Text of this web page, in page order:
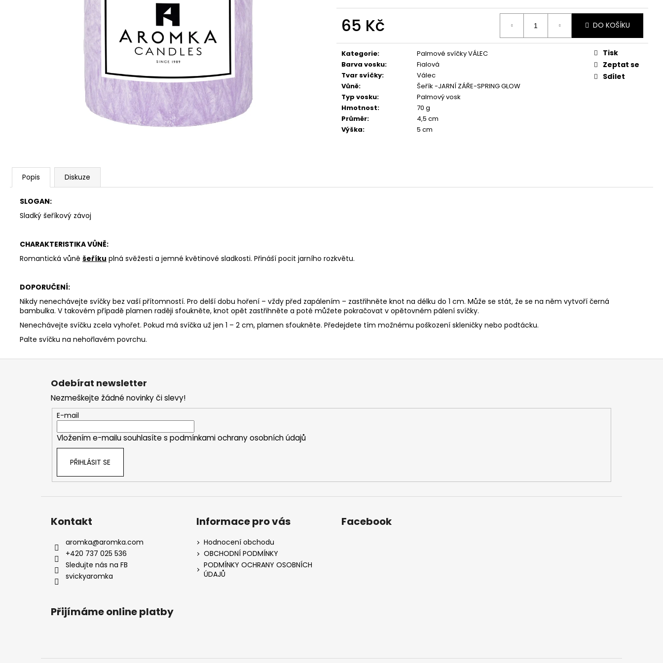
65 Kč
cena:
DO KOŠÍKU
Kategorie:
Palmové svíčky VÁLEC
Barva vosku:
Fialová
Tvar svíčky:
Válec
Vůně:
Šeřík -JARNÍ ZÁŘE-SPRING GLOW
Typ vosku:
Palmový vosk
Hmotnost:
70 g
Průměr:
4,5 cm
Výška: 5 cm
Tisk
Zeptat se
Sdílet
Popis Diskuze
SLOGAN:
Sladký šeříkový závoj
CHARAKTERISTIKA VŮNĚ:
Romantická vůně šeříku plná svěžesti a jemné květinové sladkosti. Přináší pocit jarního rozkvětu.
DOPORUČENÍ:
Nikdy nenechávejte svíčky bez vaší přítomností. Pro delší dobu hoření – vždy před zapálením – zastřihněte knot na délku do 1 cm. Může se stát, že se na něm vytvoří černá
bambulka. V takovém případě plamen raději sfoukněte, knot opět zastřihněte a poté můžete pokračovat v opětovném pálení svíčky.
Nenechávejte svíčku zcela vyhořet. Pokud má svíčka už jen 1 – 2 cm, plamen sfoukněte. Předejdete tím možnému poškození skleničky nebo podtácku.
Palte svíčku na nehořlavém povrchu.
PŘÍRODNÍ VONNÁ SVÍČKA SÓJOVÁ -
AROMKA - SET 10 KS ČAJOVÝCH
SVÍČEK V PLECHU - BEZ VŮNĚ
PŘÍRODNÍ VONNÁ SVÍČKA SÓJOVÁ -
AROMKA - SET 10 KS ČAJOVÝCH
SVÍČEK V PLECHU - HEBKÁ LINIE-DEEP
LINE
180 Kč
AROMKA - MINI WHISKOVKA, 90 ML -
99 Kč
Z
Odebírat newsletter
Nezmeškejte žádné novinky či slevy!
E-mail
Vložením e-mailu souhlasíte s podmínkami ochrany osobních údajů
PŘIHLÁSIT SE
Kontakt
aromka@aromka.com
+420 737 025 536
Sledujte nás na FB
svickyaromka
Informace pro vás
Hodnocení obchodu
OBCHODNÍ PODMÍNKY
PODMÍNKY OCHRANY OSOBNÍCH
ÚDAJŮ
Facebook
Přijímáme online platby